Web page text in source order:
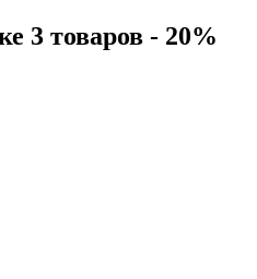
3 товаров - 20%